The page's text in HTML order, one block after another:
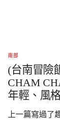
南部
(台南冒險
CHAM
年輕、風
上一篇寫過了